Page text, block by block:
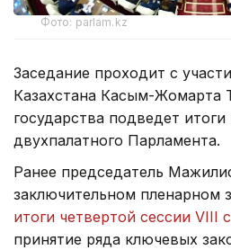
Фото: parlam.kz
Заседание проходит с
Казахстана Касым-Жомарта
государства подведет
двухпалатного Парламента.
Ранее председатель
заключительном пленарном
итоги четвертой сессии VIII
принятие ряда ключевых